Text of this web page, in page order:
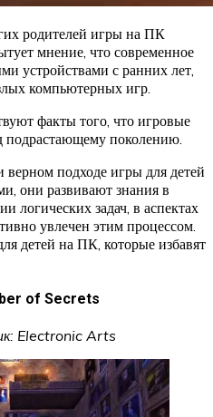
родителей игры на ПК
мнение, что современное
устройствами с ранних лет,
компьютерных игр.
факты того, что игровые
подрастающему поколению.
верном подходе игры для детей
они развивают знания в
логических задач, в аспектах
увлечен этим процессом.
детей на ПК, которые избавят
of Secrets
Electronic Arts